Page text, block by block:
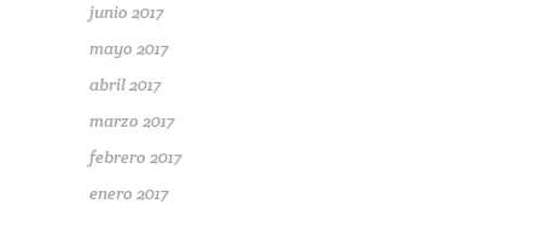
junio 2017
mayo 2017
abril 2017
marzo 2017
febrero 2017
enero 2017